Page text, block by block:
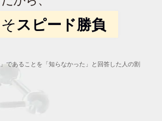
スピード勝負
であることを「知らなかった」と回答した人の割